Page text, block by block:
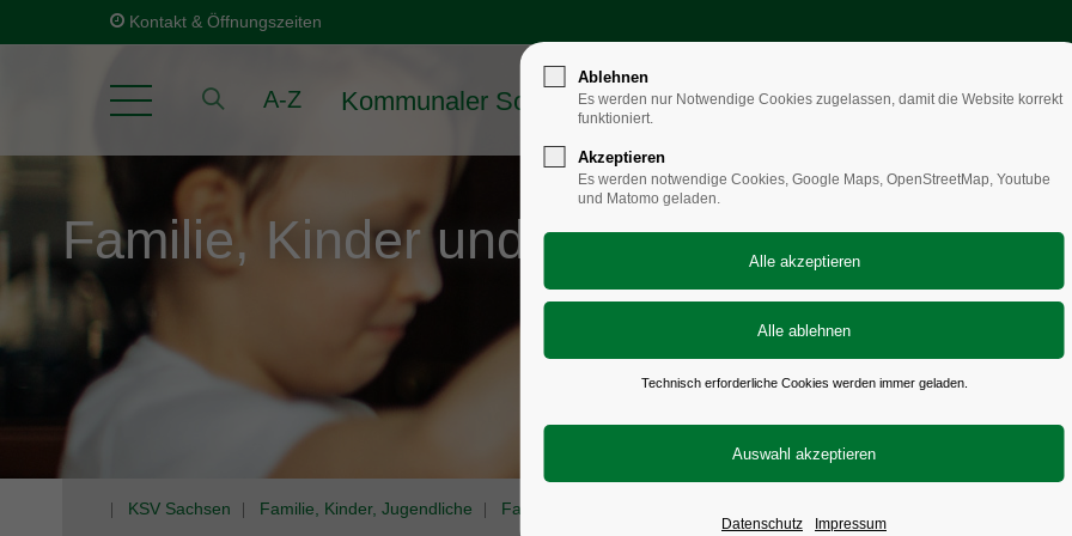
Kontakt & Öffnungszeiten
A-Z Kommunaler Sozialverband Sachsen– solidarisch sozial
Familie, Kinder und Jugendliche
KSV Sachsen Familie, Kinder, Jugendliche Familien
Ablehnen
Es werden nur Notwendige Cookies zugelassen, damit die Website korrekt
funktioniert.
Akzeptieren
Es werden notwendige Cookies, Google Maps, OpenStreetMap, Youtube
und Matomo geladen.
Technisch erforderliche Cookies werden immer geladen.
Datenschutz Impressum